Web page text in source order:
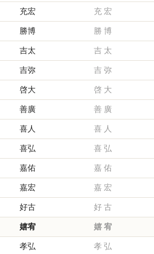
充宏 充 宏
勝博 勝 博
吉太 吉 太
吉弥 吉 弥
啓大 啓 大
善廣 善 廣
喜人 喜 人
喜弘 喜 弘
嘉佑 嘉 佑
嘉宏 嘉 宏
好古 好 古
嬉宥 嬉 宥
孝弘 孝 弘